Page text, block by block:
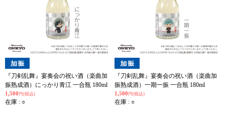
『刀剣乱舞』宴奏会の祝い酒（楽曲加
振熟成酒）にっかり青江 一合瓶 180ml
1,500 円(税込)
在庫 : ○
『刀剣乱舞』宴奏会の祝い酒（楽曲加
振熟成酒）一期一振 一合瓶 180ml
1,500 円(税込)
在庫 : ○